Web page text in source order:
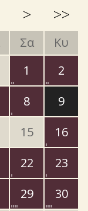
> >>
Σα
Κυ
1
2
8
9
15
16
22
23
29
30